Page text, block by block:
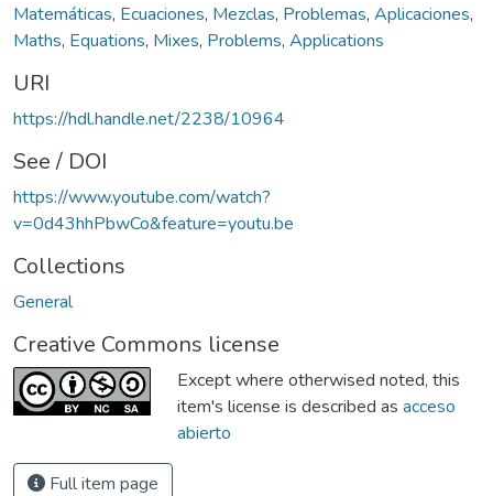
Matemáticas, Ecuaciones, Mezclas, Problemas, Aplicaciones,
Maths, Equations, Mixes, Problems, Applications
URI
https://hdl.handle.net/2238/10964
See / DOI
https://www.youtube.com/watch?
v=0d43hhPbwCo&feature=youtu.be
Collections
General
Creative Commons license
Except where otherwised noted, this
item's license is described as acceso
abierto
Full item page